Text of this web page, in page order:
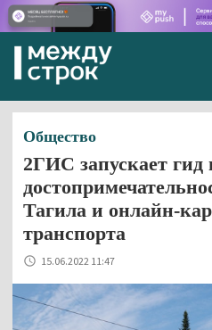
Общество
2ГИС запускает гид
Тагила и онлайн-
транспорта
15.06.2022 11:47